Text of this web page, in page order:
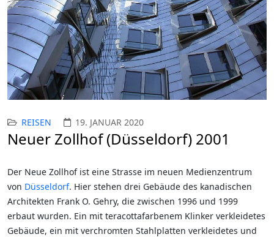
REISEN 19. JANUAR 2020
Neuer Zollhof (Düsseldorf) 2001
Der Neue Zollhof ist eine Strasse im neuen Medienzentrum
von Düsseldorf. Hier stehen drei Gebäude des kanadischen
Architekten Frank O. Gehry, die zwischen 1996 und 1999
erbaut wurden. Ein mit teracottafarbenem Klinker verkleidetes
Gebäude, ein mit verchromten Stahlplatten verkleidetes und